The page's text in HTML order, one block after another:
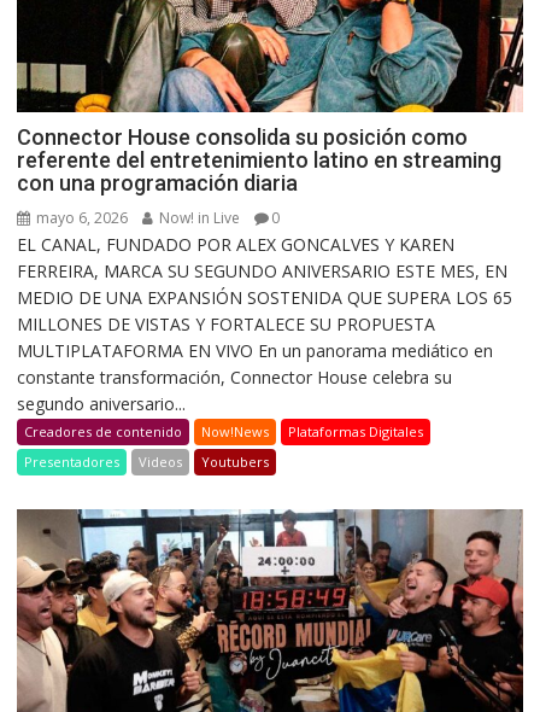
Connector House consolida su posición como
referente del entretenimiento latino en streaming
con una programación diaria
mayo 6, 2026 Now! in Live 0
EL CANAL, FUNDADO POR ALEX GONCALVES Y KAREN
FERREIRA, MARCA SU SEGUNDO ANIVERSARIO ESTE MES, EN
MEDIO DE UNA EXPANSIÓN SOSTENIDA QUE SUPERA LOS 65
MILLONES DE VISTAS Y FORTALECE SU PROPUESTA
MULTIPLATAFORMA EN VIVO En un panorama mediático en
constante transformación, Connector House celebra su
segundo aniversario...
Creadores de contenido Now!News
Plataformas Digitales
Presentadores
Videos Youtubers